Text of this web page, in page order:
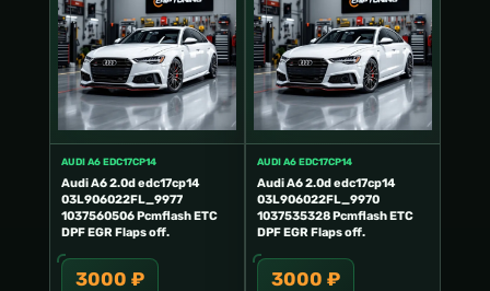
AUDI A6 EDC17CP14
Audi A6 2.0d edc17cp14
03L906022FL_9977
1037560506 Pcmflash ETC
DPF EGR Flaps off.
3000 ₽
AUDI A6 EDC17CP14
Audi A6 2.0d edc17cp14
03L906022FL_9970
1037535328 Pcmflash ETC
DPF EGR Flaps off.
3000 ₽